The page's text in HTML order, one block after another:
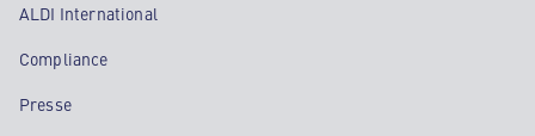
ALDI International
Compliance
Presse